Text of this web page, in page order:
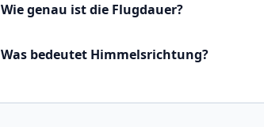
Wie genau ist die Flugdauer?
Was bedeutet Himmelsrichtung?